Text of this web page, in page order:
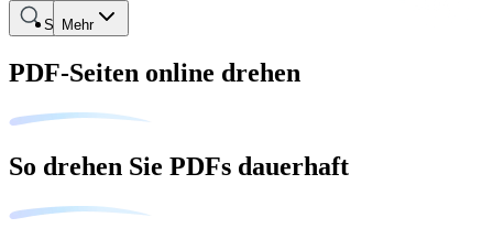
Mehr
Suche
PDF-Seiten online drehen
So drehen Sie PDFs dauerhaft